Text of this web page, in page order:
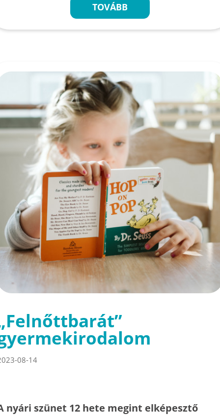
TOVÁBB
08-14
nyári szünet 12 hete megint elképesztő